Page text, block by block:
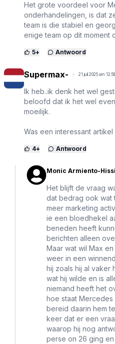
Het grote voordeel voor
onderhandelingen, is dat
team is die stabiel en
enige team op dit moment
5+ Antwoord
Supermax- 21 juli 2025 om 12:58
Ik heb..ik denk het wel
beloofd dat ik het wel
moeilijk.
Was een interessant
4+ Antwoord
Monic Armiento-
Het blijft de vraag
dat bedrag ook wat
meer marketing
ie een bloedhekel
beneden heeft
berichten alleen
Maar wat wil Max
weer in een
hij zoals hij al vaker
wat hij wilde en is
niemand heeft het
hoe staat
bereid daarin hem
keer dat er een
waarop hij nog
perse on 26 ging